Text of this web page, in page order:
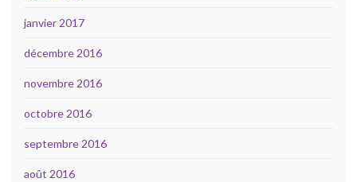
janvier 2017
décembre 2016
novembre 2016
octobre 2016
septembre 2016
août 2016